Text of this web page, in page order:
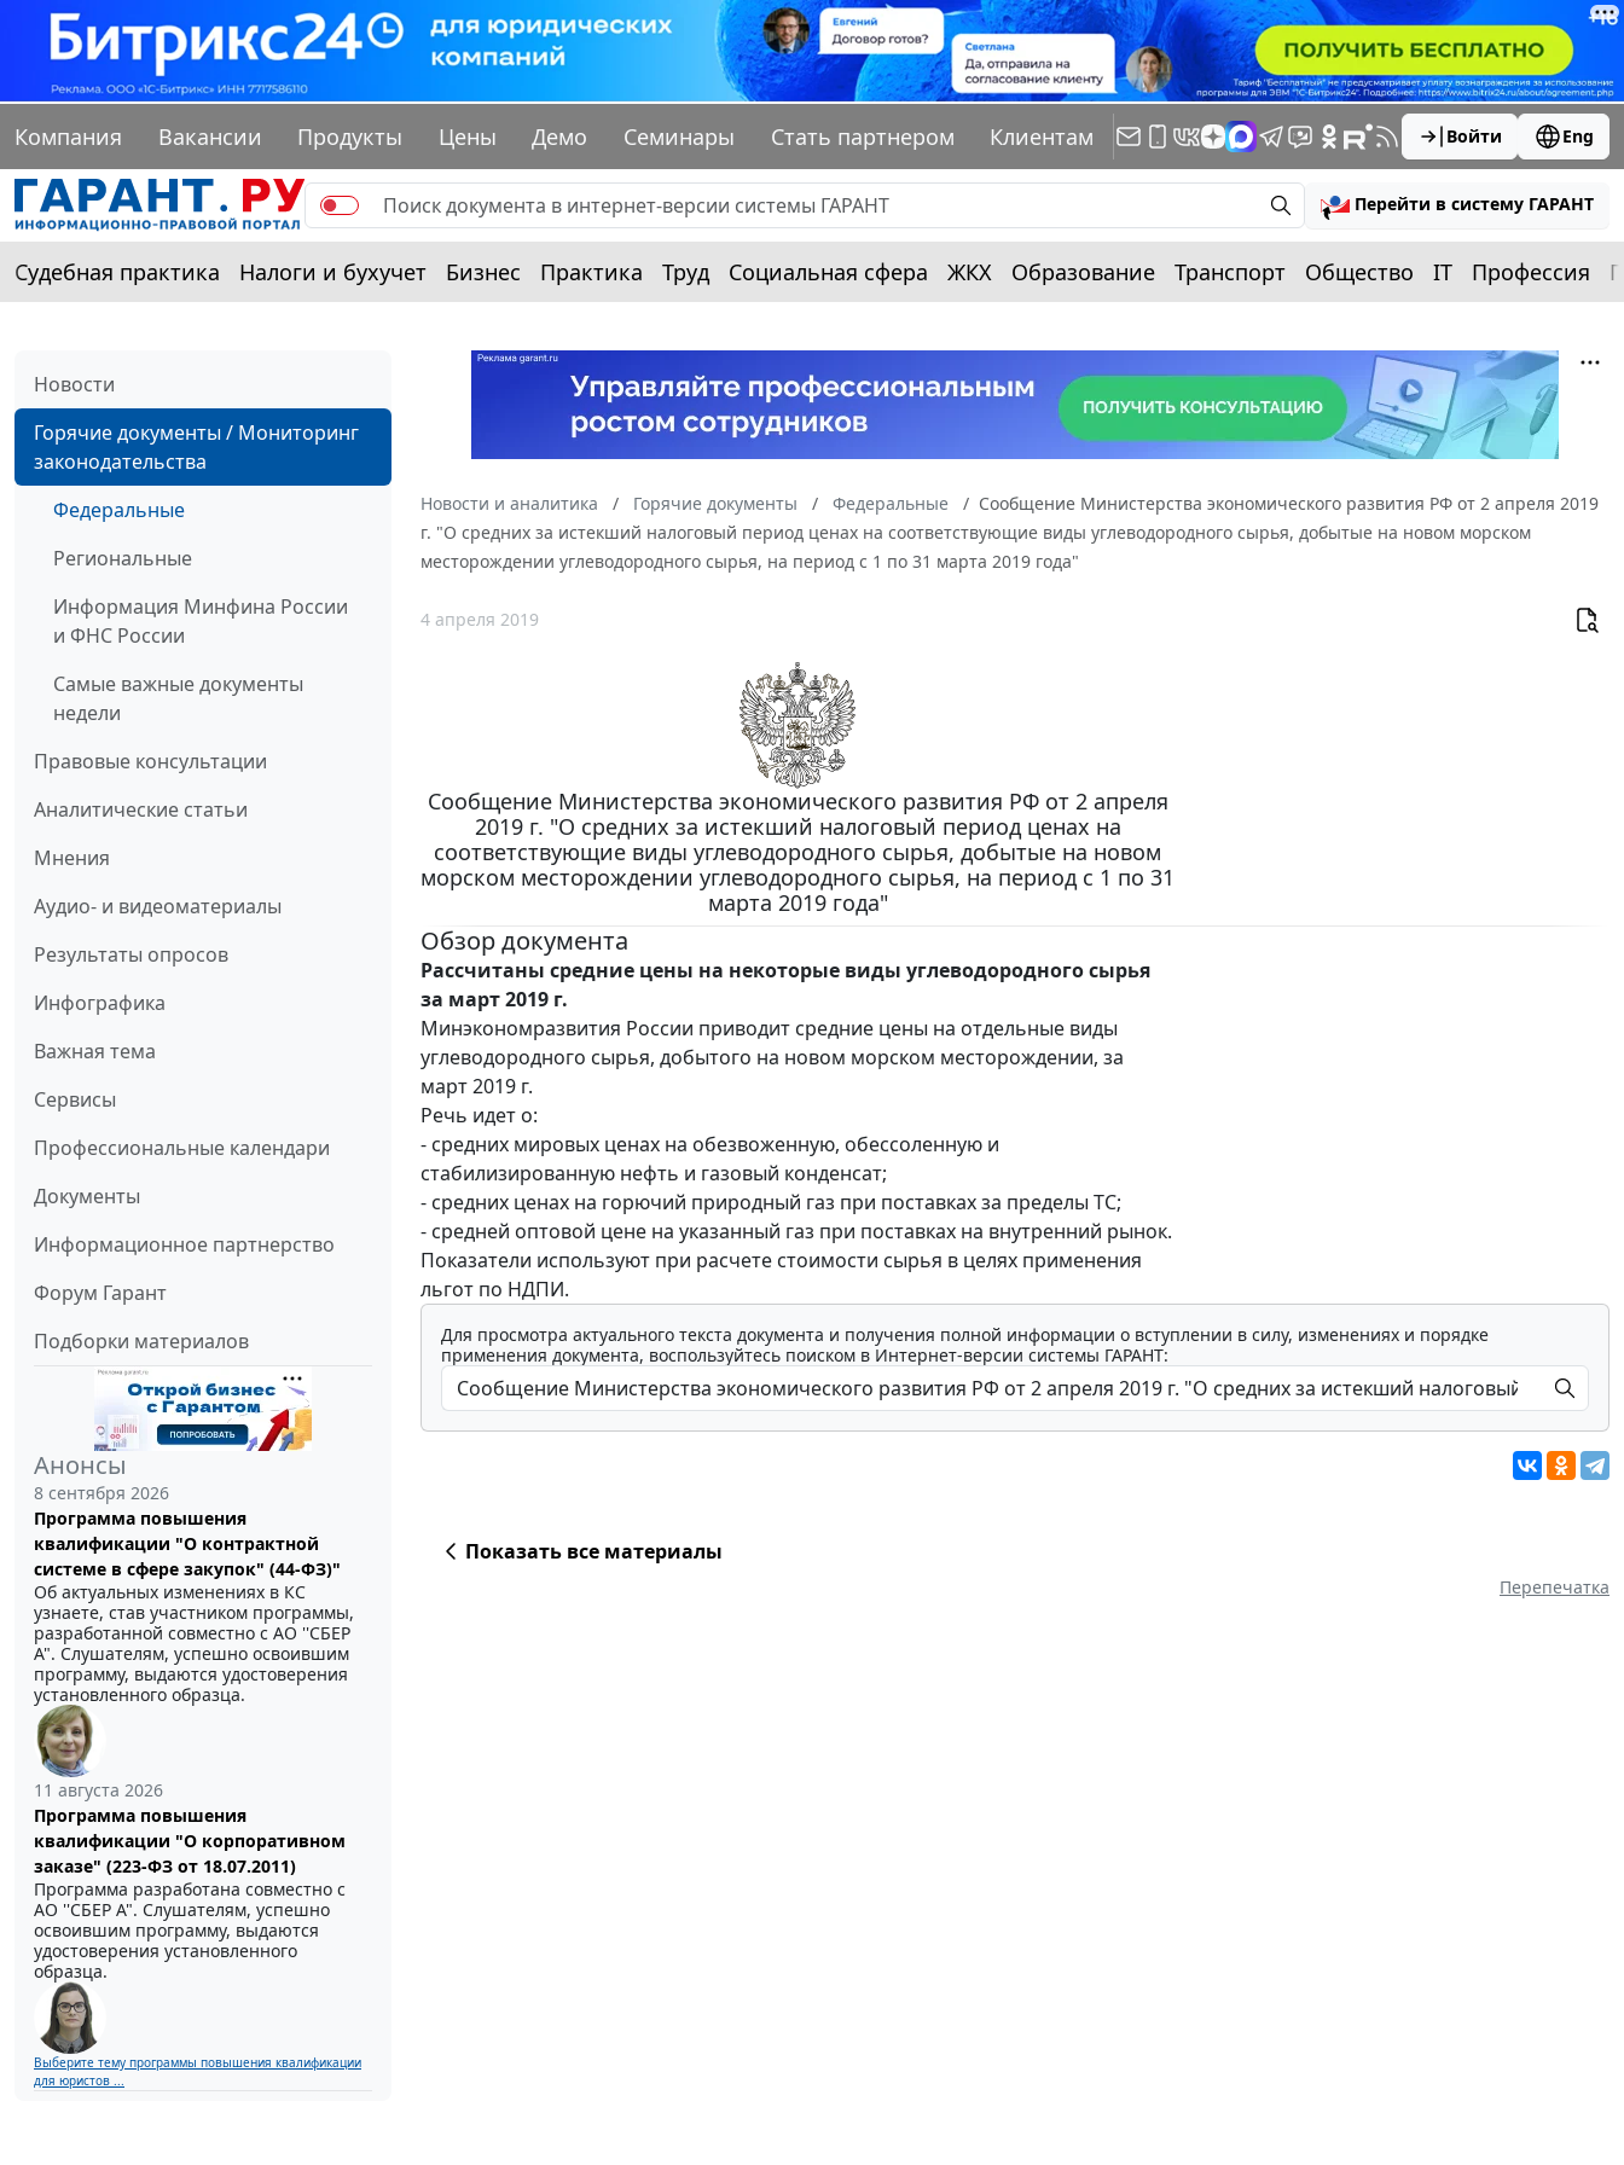
Компания Вакансии Продукты Цены Демо Семинары Стать партнером Клиентам Войти Eng
Перейти в систему ГАРАНТ
Судебная практика Налоги и бухучет Бизнес Практика Труд Социальная сфера ЖКХ Образование Транспорт Общество IT Профессия
Новости
Горячие документы / Мониторинг
законодательства
Федеральные
Региональные
Информация Минфина России
и ФНС России
Самые важные документы
недели
Правовые консультации
Аналитические статьи
Мнения
Аудио- и видеоматериалы
Результаты опросов
Инфографика
Важная тема
Сервисы
Профессиональные календари
Документы
Информационное партнерство
Форум Гарант
Подборки материалов
Анонсы
8 сентября 2026
Программа повышения
квалификации "О контрактной
системе в сфере закупок" (44-ФЗ)"
Об актуальных изменениях в КС
узнаете, став участником программы,
разработанной совместно с АО ''СБЕР
А". Слушателям, успешно освоившим
программу, выдаются удостоверения
установленного образца.
11 августа 2026
Программа повышения
квалификации "О корпоративном
заказе" (223-ФЗ от 18.07.2011)
Программа разработана совместно с
АО ''СБЕР А". Слушателям, успешно
освоившим программу, выдаются
удостоверения установленного
образца.
Выберите тему программы повышения квалификации
для юристов ...
Новости и аналитика Горячие документы Федеральные
Сообщение Министерства экономического развития РФ от 2 апреля 2019
г. "О средних за истекший налоговый период ценах на соответствующие виды углеводородного сырья, добытые на новом морском
месторождении углеводородного сырья, на период с 1 по 31 марта 2019 года"
4 апреля 2019
Сообщение Министерства экономического развития РФ от 2 апреля
2019 г. "О средних за истекший налоговый период ценах на
соответствующие виды углеводородного сырья, добытые на новом
морском месторождении углеводородного сырья, на период с 1 по 31
марта 2019 года"
Обзор документа
Рассчитаны средние цены на некоторые виды углеводородного сырья
за март 2019 г.
Минэкономразвития России приводит средние цены на отдельные виды
углеводородного сырья, добытого на новом морском месторождении, за
март 2019 г.
Речь идет о:
- средних мировых ценах на обезвоженную, обессоленную и
стабилизированную нефть и газовый конденсат;
- средних ценах на горючий природный газ при поставках за пределы ТС;
- средней оптовой цене на указанный газ при поставках на внутренний рынок.
Показатели используют при расчете стоимости сырья в целях применения
льгот по НДПИ.
Для просмотра актуального текста документа и получения полной информации о вступлении в силу, изменениях и порядке
применения документа, воспользуйтесь поиском в Интернет-версии системы ГАРАНТ:
Показать все материалы
Перепечатка